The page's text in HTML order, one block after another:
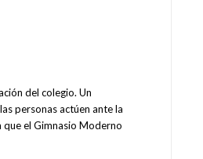
del colegio. Un
personas actúen ante la
que el Gimnasio Moderno